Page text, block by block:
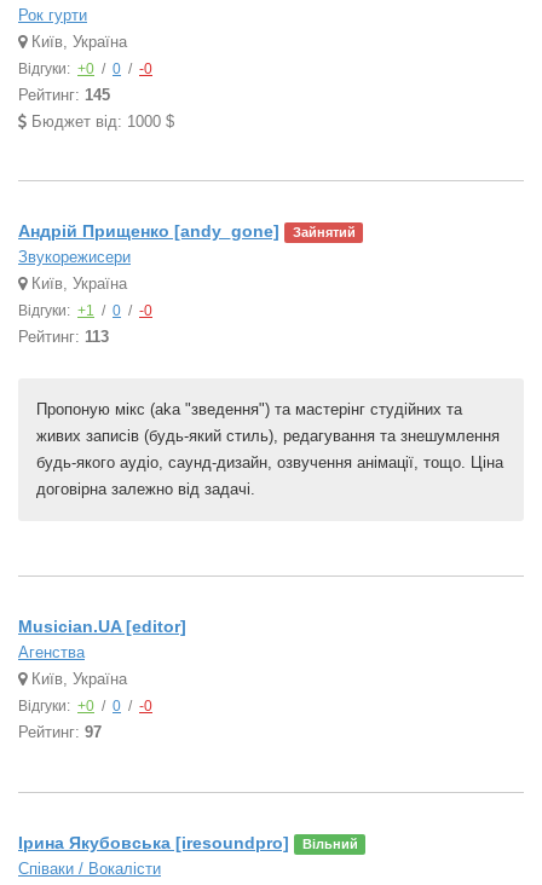
Рок гурти
Київ, Україна
Відгуки: +0 / 0 / -0
Рейтинг: 145
Бюджет від: 1000 $
Андрій Прищенко [andy_gone] Зайнятий
Звукорежисери
Київ, Україна
Відгуки: +1 / 0 / -0
Рейтинг: 113
Пропоную мікс (aka "зведення") та мастерінг студійних та
живих записів (будь-який стиль), редагування та знешумлення
будь-якого аудіо, саунд-дизайн, озвучення анімації, тощо. Ціна
договірна залежно від задачі.
Musician.UA [editor]
Агенства
Київ, Україна
Відгуки: +0 / 0 / -0
Рейтинг: 97
Ірина Якубовська [iresoundpro] Вільний
Співаки / Вокалісти